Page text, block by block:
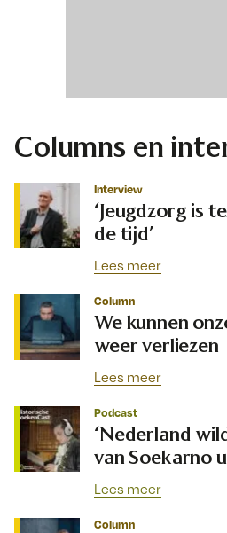
Columns en
Interview
‘Jeugdzorg is
de tijd’
Lees meer
Column
We kunnen
weer verliezen
Lees meer
Podcast
‘Nederland
van Soekarno
Lees meer
Column